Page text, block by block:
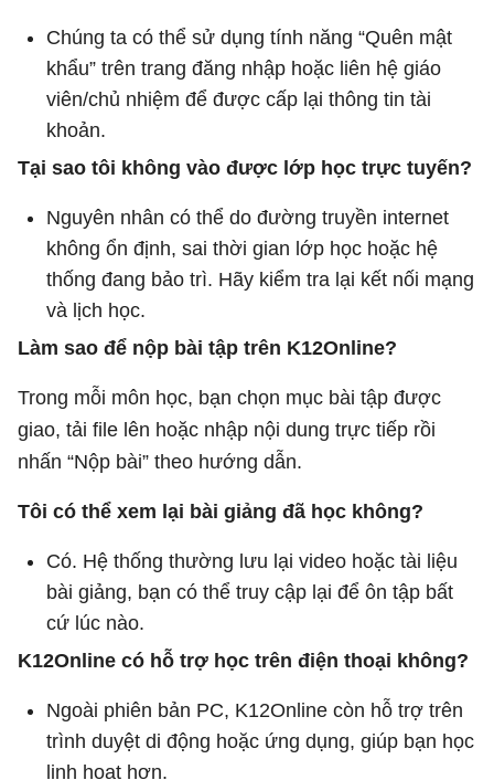
Chúng ta có thể sử dụng tính năng “Quên mật
khẩu” trên trang đăng nhập hoặc liên hệ giáo
viên/chủ nhiệm để được cấp lại thông tin tài
khoản.
Tại sao tôi không vào được lớp học trực tuyến?
Nguyên nhân có thể do đường truyền internet
không ổn định, sai thời gian lớp học hoặc hệ
thống đang bảo trì. Hãy kiểm tra lại kết nối mạng
và lịch học.
Làm sao để nộp bài tập trên K12Online?
Trong mỗi môn học, bạn chọn mục bài tập được
giao, tải file lên hoặc nhập nội dung trực tiếp rồi
nhấn “Nộp bài” theo hướng dẫn.
Tôi có thể xem lại bài giảng đã học không?
Có. Hệ thống thường lưu lại video hoặc tài liệu
bài giảng, bạn có thể truy cập lại để ôn tập bất
cứ lúc nào.
K12Online có hỗ trợ học trên điện thoại không?
Ngoài phiên bản PC, K12Online còn hỗ trợ trên
trình duyệt di động hoặc ứng dụng, giúp bạn học
linh hoạt hơn.